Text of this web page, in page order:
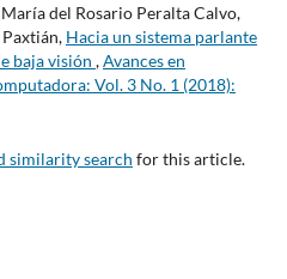
del Rosario Peralta Calvo,
Hacia un sistema parlante
baja visión ,Avances en
Vol. 3 No. 1 (2018):
similarity search for this article.